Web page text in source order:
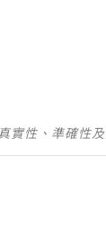
實性、準確性